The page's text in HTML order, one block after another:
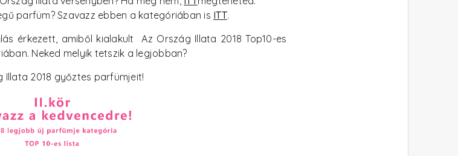
parfüm? Szavazz ebben a kategóriában is ITT.
érkezett, amiből kialakult Az Ország Illata 2018 Top10-es
Neked melyik tetszik a legjobban?
Illata 2018 győztes parfümjeit!